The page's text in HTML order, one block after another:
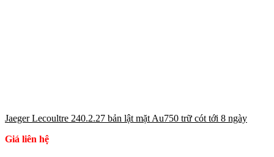
Jaeger Lecoultre 240.2.27 bản lật mặt Au750 trữ cót tới 8 ngày
Giá liên hệ